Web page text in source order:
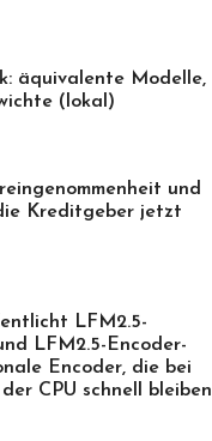
äquivalente Modelle,
(lokal)
und
Kreditgeber jetzt
LFM2.5-
LFM2.5-Encoder-
Encoder, die bei
CPU schnell bleiben